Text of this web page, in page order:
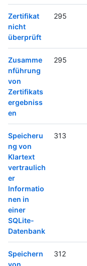
Zertifikat
nicht
überprüft
295
Zusamme
nführung
von
Zertifikats
ergebniss
en
295
Speicheru
ng von
Klartext
vertraulich
er
Informatio
nen in
einer
SQLite-
Datenbank
313
Speichern
312